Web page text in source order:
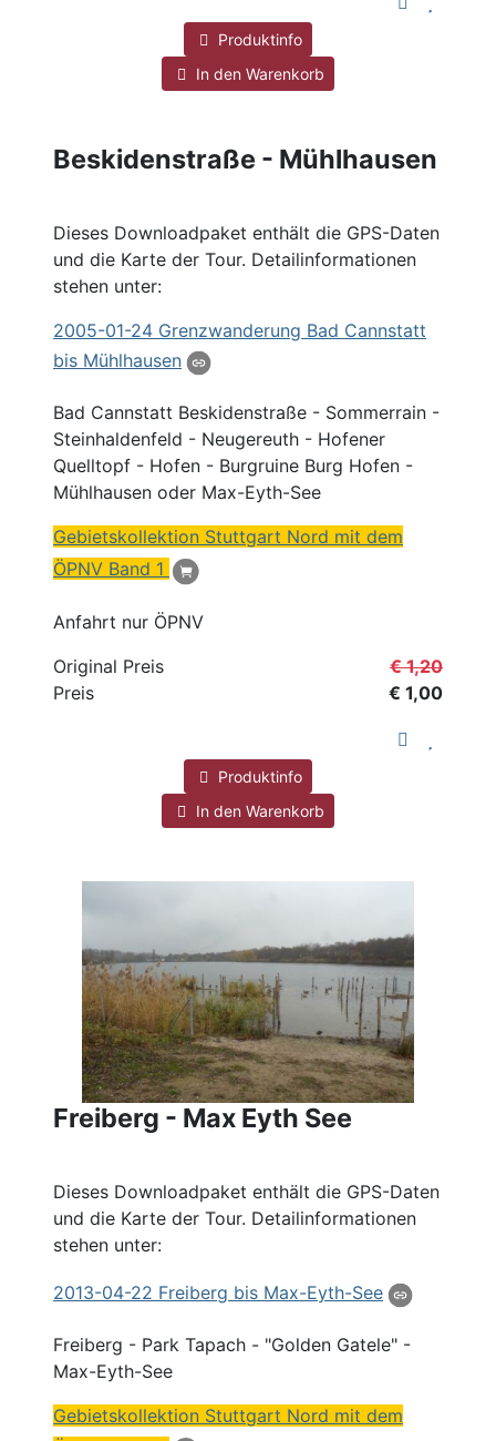
Produktinfo
In den Warenkorb
Beskidenstraße - Mühlhausen
Dieses Downloadpaket enthält die GPS-Daten
und die Karte der Tour. Detailinformationen
stehen unter:
2005-01-24 Grenzwanderung Bad Cannstatt
bis Mühlhausen
Bad Cannstatt Beskidenstraße - Sommerrain -
Steinhaldenfeld - Neugereuth - Hofener
Quelltopf - Hofen - Burgruine Burg Hofen -
Mühlhausen oder Max-Eyth-See
Gebietskollektion Stuttgart Nord mit dem
ÖPNV Band 1
Anfahrt nur ÖPNV
Original Preis
€ 1,20
Preis
€ 1,00
Produktinfo
In den Warenkorb
Freiberg - Max Eyth See
Dieses Downloadpaket enthält die GPS-Daten
und die Karte der Tour. Detailinformationen
stehen unter:
2013-04-22 Freiberg bis Max-Eyth-See
Freiberg - Park Tapach - "Golden Gatele" -
Max-Eyth-See
Gebietskollektion Stuttgart Nord mit dem